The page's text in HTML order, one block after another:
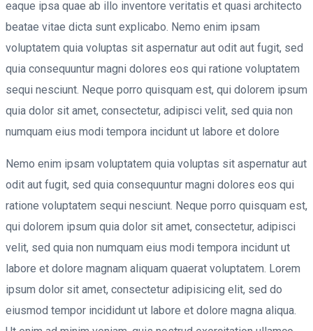
eaque ipsa quae ab illo inventore veritatis et quasi architecto
beatae vitae dicta sunt explicabo. Nemo enim ipsam
voluptatem quia voluptas sit aspernatur aut odit aut fugit, sed
quia consequuntur magni dolores eos qui ratione voluptatem
sequi nesciunt. Neque porro quisquam est, qui dolorem ipsum
quia dolor sit amet, consectetur, adipisci velit, sed quia non
numquam eius modi tempora incidunt ut labore et dolore
Nemo enim ipsam voluptatem quia voluptas sit aspernatur aut
odit aut fugit, sed quia consequuntur magni dolores eos qui
ratione voluptatem sequi nesciunt. Neque porro quisquam est,
qui dolorem ipsum quia dolor sit amet, consectetur, adipisci
velit, sed quia non numquam eius modi tempora incidunt ut
labore et dolore magnam aliquam quaerat voluptatem. Lorem
ipsum dolor sit amet, consectetur adipisicing elit, sed do
eiusmod tempor incididunt ut labore et dolore magna aliqua.